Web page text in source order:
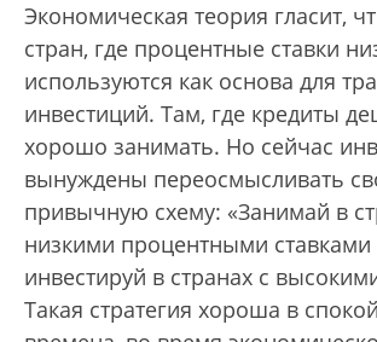
Экономическая теория гласит,
стран, где процентные ставки
используются как основа для
инвестиций. Там, где кредиты
хорошо занимать. Но сейчас
вынуждены переосмысливать
привычную схему: «Занимай в
низкими процентными
инвестируй в странах с
Такая стратегия хороша в